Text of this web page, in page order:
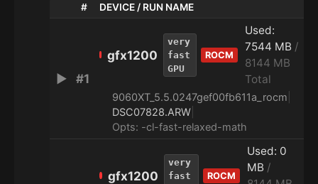
# DEVICE / RUN NAME
▶ #1
gfx1200
very
fast
GPU
ROCM
Used:
7544 MB /
8144 MB
Total
9060XT_5.5.0247gef00fb611a_rocm
DSC07828.ARW
Opts: -cl-fast-relaxed-math
gfx1200
very
fast
ROCM
Used: 0
MB /